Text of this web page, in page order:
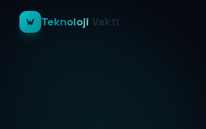
Teknoloji Vakti